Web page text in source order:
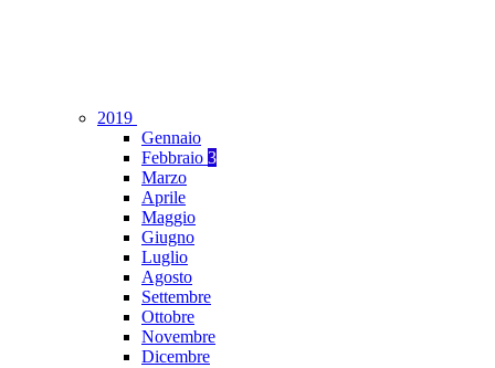
2019
Gennaio
Febbraio 3
Marzo
Aprile
Maggio
Giugno
Luglio
Agosto
Settembre
Ottobre
Novembre
Dicembre